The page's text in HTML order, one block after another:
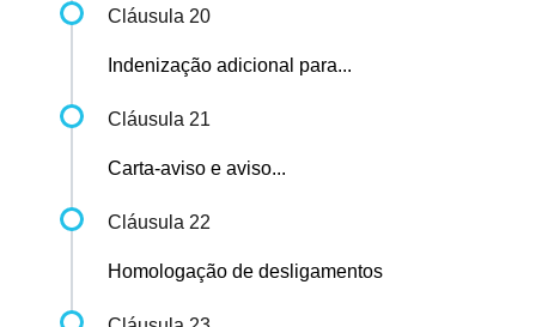
Cláusula 20
Indenização adicional para...
Cláusula 21
Carta-aviso e aviso...
Cláusula 22
Homologação de desligamentos